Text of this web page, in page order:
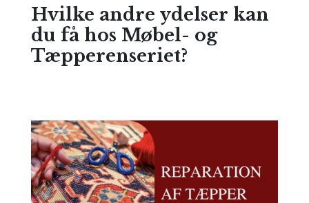
Hvilke andre ydelser kan
du få hos Møbel- og
Tæpperenseriet?